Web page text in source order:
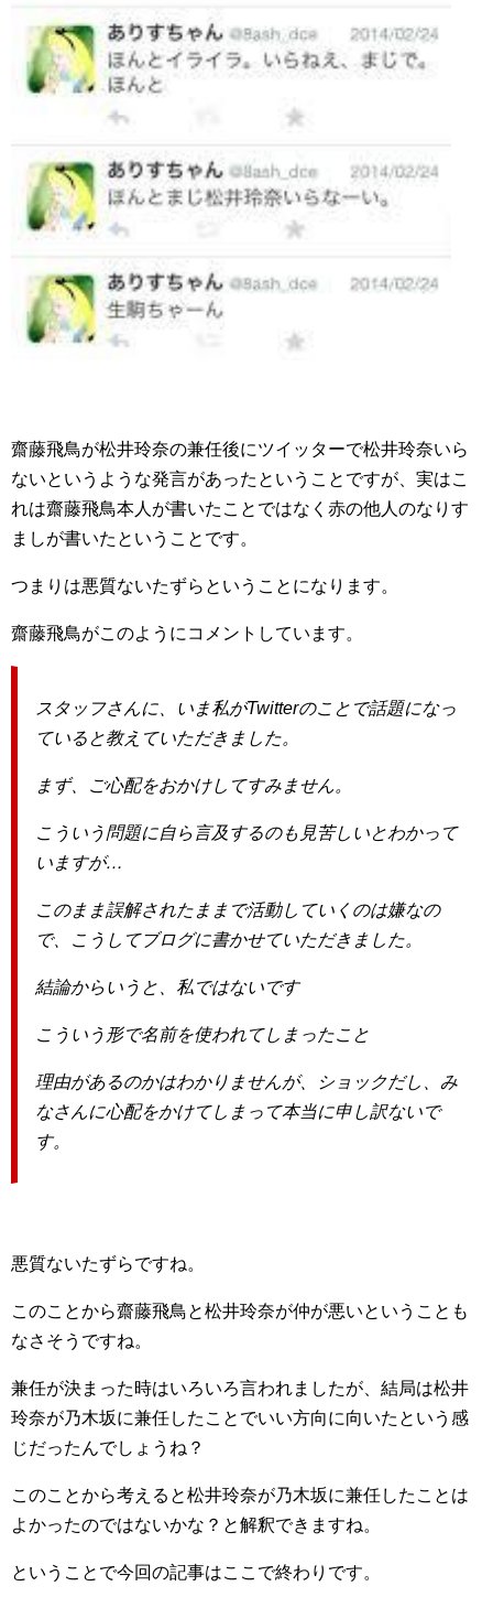
齋藤飛鳥が松井玲奈の兼任後にツイッターで松井玲奈いら
ないというような発言があったということですが、実はこ
れは齋藤飛鳥本人が書いたことではなく赤の他人のなりす
ましが書いたということです。
つまりは悪質ないたずらということになります。
齋藤飛鳥がこのようにコメントしています。
スタッフさんに、いま私がTwitterのことで話題になっ
ていると教えていただきました。
まず、ご心配をおかけしてすみません。
こういう問題に自ら言及するのも見苦しいとわかって
いますが…
このまま誤解されたままで活動していくのは嫌なの
で、こうしてブログに書かせていただきました。
結論からいうと、私ではないです
こういう形で名前を使われてしまったこと
理由があるのかはわかりませんが、ショックだし、み
なさんに心配をかけてしまって本当に申し訳ないで
す。
悪質ないたずらですね。
このことから齋藤飛鳥と松井玲奈が仲が悪いということも
なさそうですね。
兼任が決まった時はいろいろ言われましたが、結局は松井
玲奈が乃木坂に兼任したことでいい方向に向いたという感
じだったんでしょうね？
このことから考えると松井玲奈が乃木坂に兼任したことは
よかったのではないかな？と解釈できますね。
ということで今回の記事はここで終わりです。